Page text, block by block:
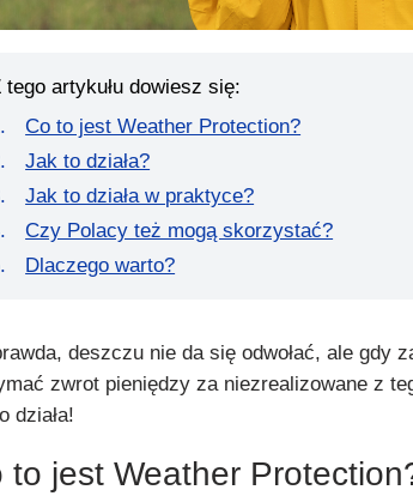
tego artykułu dowiesz się:
Co to jest Weather Protection?
Jak to działa?
Jak to działa w praktyce?
Czy Polacy też mogą skorzystać?
Dlaczego warto?
deszczu nie da się odwołać, ale gdy
zwrot pieniędzy za niezrealizowane z
działa!
to jest Weather